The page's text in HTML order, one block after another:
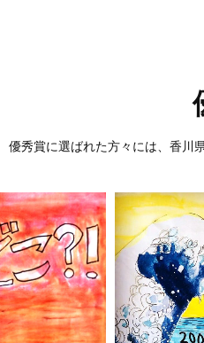
優秀賞に選ばれた方々には、香川